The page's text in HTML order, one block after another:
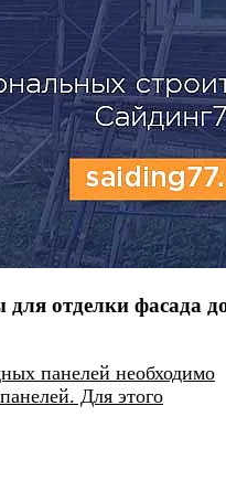
отделки фасада
панелей необходимо
Для этого